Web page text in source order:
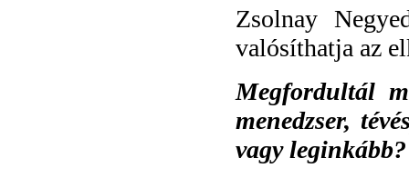
Zsolnay
valósíthatja az
Megfordultál
menedzser,
vagy leginkább?